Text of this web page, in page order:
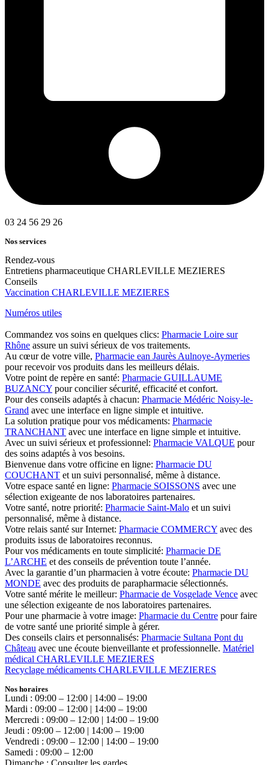
03 24 56 29 26
Nos services
Rendez-vous
Entretiens pharmaceutique CHARLEVILLE MEZIERES
Conseils
Vaccination CHARLEVILLE MEZIERES
Numéros utiles
Commandez vos soins en quelques clics: Pharmacie Loire sur
Rhône assure un suivi sérieux de vos traitements.
Au cœur de votre ville, Pharmacie ean Jaurès Aulnoye-Aymeries
pour recevoir vos produits dans les meilleurs délais.
Votre point de repère en santé: Pharmacie GUILLAUME
BUZANCY pour concilier sécurité, efficacité et confort.
Pour des conseils adaptés à chacun: Pharmacie Médéric Noisy-le-
Grand avec une interface en ligne simple et intuitive.
La solution pratique pour vos médicaments: Pharmacie
TRANCHANT avec une interface en ligne simple et intuitive.
Avec un suivi sérieux et professionnel: Pharmacie VALQUE pour
des soins adaptés à vos besoins.
Bienvenue dans votre officine en ligne: Pharmacie DU
COUCHANT et un suivi personnalisé, même à distance.
Votre espace santé en ligne: Pharmacie SOISSONS avec une
sélection exigeante de nos laboratoires partenaires.
Votre santé, notre priorité: Pharmacie Saint-Malo et un suivi
personnalisé, même à distance.
Votre relais santé sur Internet: Pharmacie COMMERCY avec des
produits issus de laboratoires reconnus.
Pour vos médicaments en toute simplicité: Pharmacie DE
L’ARCHE et des conseils de prévention toute l’année.
Avec la garantie d’un pharmacien à votre écoute: Pharmacie DU
MONDE avec des produits de parapharmacie sélectionnés.
Votre santé mérite le meilleur: Pharmacie de Vosgelade Vence avec
une sélection exigeante de nos laboratoires partenaires.
Pour une pharmacie à votre image: Pharmacie du Centre pour faire
de votre santé une priorité simple à gérer.
Des conseils clairs et personnalisés: Pharmacie Sultana Pont du
Château avec une écoute bienveillante et professionnelle. Matériel
médical CHARLEVILLE MEZIERES
Recyclage médicaments CHARLEVILLE MEZIERES
Nos horaires
Lundi : 09:00 – 12:00 | 14:00 – 19:00
Mardi : 09:00 – 12:00 | 14:00 – 19:00
Mercredi : 09:00 – 12:00 | 14:00 – 19:00
Jeudi : 09:00 – 12:00 | 14:00 – 19:00
Vendredi : 09:00 – 12:00 | 14:00 – 19:00
Samedi : 09:00 – 12:00
Dimanche : Consulter les gardes